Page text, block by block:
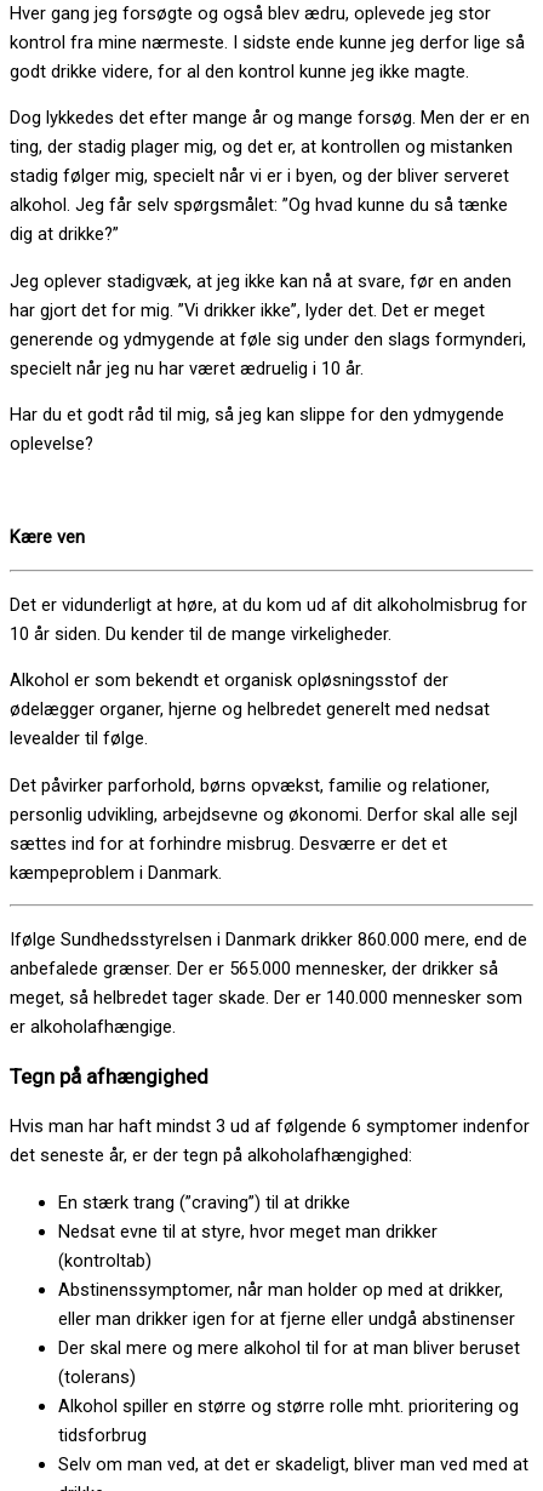
Hver gang jeg forsøgte og også blev ædru, oplevede jeg stor
kontrol fra mine nærmeste. I sidste ende kunne jeg derfor lige så
godt drikke videre, for al den kontrol kunne jeg ikke magte.
Dog lykkedes det efter mange år og mange forsøg. Men der er en
ting, der stadig plager mig, og det er, at kontrollen og mistanken
stadig følger mig, specielt når vi er i byen, og der bliver serveret
alkohol. Jeg får selv spørgsmålet: ”Og hvad kunne du så tænke
dig at drikke?”
Jeg oplever stadigvæk, at jeg ikke kan nå at svare, før en anden
har gjort det for mig. ”Vi drikker ikke”, lyder det. Det er meget
generende og ydmygende at føle sig under den slags formynderi,
specielt når jeg nu har været ædruelig i 10 år.
Har du et godt råd til mig, så jeg kan slippe for den ydmygende
oplevelse?
Kære ven
Det er vidunderligt at høre, at du kom ud af dit alkoholmisbrug for
10 år siden. Du kender til de mange virkeligheder.
Alkohol er som bekendt et organisk opløsningsstof der
ødelægger organer, hjerne og helbredet generelt med nedsat
levealder til følge.
Det påvirker parforhold, børns opvækst, familie og relationer,
personlig udvikling, arbejdsevne og økonomi. Derfor skal alle sejl
sættes ind for at forhindre misbrug. Desværre er det et
kæmpeproblem i Danmark.
Ifølge Sundhedsstyrelsen i Danmark drikker 860.000 mere, end de
anbefalede grænser. Der er 565.000 mennesker, der drikker så
meget, så helbredet tager skade. Der er 140.000 mennesker som
er alkoholafhængige.
Tegn på afhængighed
Hvis man har haft mindst 3 ud af følgende 6 symptomer indenfor
det seneste år, er der tegn på alkoholafhængighed:
En stærk trang (”craving”) til at drikke
Nedsat evne til at styre, hvor meget man drikker
(kontroltab)
Abstinenssymptomer, når man holder op med at drikker,
eller man drikker igen for at fjerne eller undgå abstinenser
Der skal mere og mere alkohol til for at man bliver beruset
(tolerans)
Alkohol spiller en større og større rolle mht. prioritering og
tidsforbrug
Selv om man ved, at det er skadeligt, bliver man ved med at